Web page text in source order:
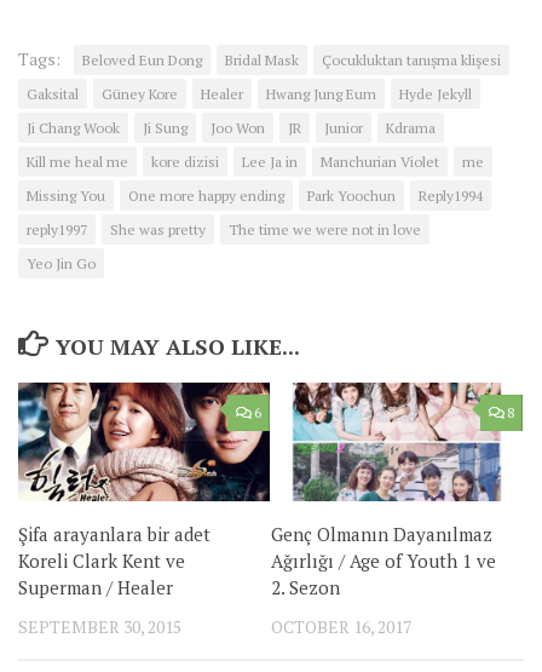
Tags: Beloved Eun Dong Bridal Mask
Çocukluktan tanışma klişesi
Gaksital
Güney Kore Healer Hwang Jung Eum
Hyde Jekyll
Ji Chang Wook
Ji Sung Joo Won JR Junior
Kdrama
Kill me heal me
kore dizisi Lee Ja in Manchurian Violet
me
Missing You
One more happy ending Park Yoochun
Reply1994
reply1997
She was pretty
The time we were not in love
Yeo Jin Go
YOU MAY ALSO LIKE...
6
Şifa arayanlara bir adet
Koreli Clark Kent ve
Superman / Healer
SEPTEMBER 30, 2015
8
Genç Olmanın Dayanılmaz
Ağırlığı / Age of Youth 1 ve
2. Sezon
OCTOBER 16, 2017